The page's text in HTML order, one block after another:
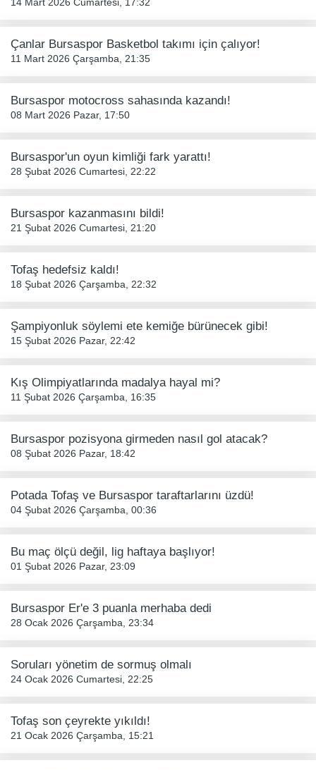
14 Mart 2026 Cumartesi, 17:32
Çanlar Bursaspor Basketbol takımı için çalıyor!
11 Mart 2026 Çarşamba, 21:35
Bursaspor motocross sahasında kazandı!
08 Mart 2026 Pazar, 17:50
Bursaspor'un oyun kimliği fark yarattı!
28 Şubat 2026 Cumartesi, 22:22
Bursaspor kazanmasını bildi!
21 Şubat 2026 Cumartesi, 21:20
Tofaş hedefsiz kaldı!
18 Şubat 2026 Çarşamba, 22:32
Şampiyonluk söylemi ete kemiğe bürünecek gibi!
15 Şubat 2026 Pazar, 22:42
Kış Olimpiyatlarında madalya hayal mi?
11 Şubat 2026 Çarşamba, 16:35
Bursaspor pozisyona girmeden nasıl gol atacak?
08 Şubat 2026 Pazar, 18:42
Potada Tofaş ve Bursaspor taraftarlarını üzdü!
04 Şubat 2026 Çarşamba, 00:36
Bu maç ölçü değil, lig haftaya başlıyor!
01 Şubat 2026 Pazar, 23:09
Bursaspor Er'e 3 puanla merhaba dedi
28 Ocak 2026 Çarşamba, 23:34
Soruları yönetim de sormuş olmalı
24 Ocak 2026 Cumartesi, 22:25
Tofaş son çeyrekte yıkıldı!
21 Ocak 2026 Çarşamba, 15:21